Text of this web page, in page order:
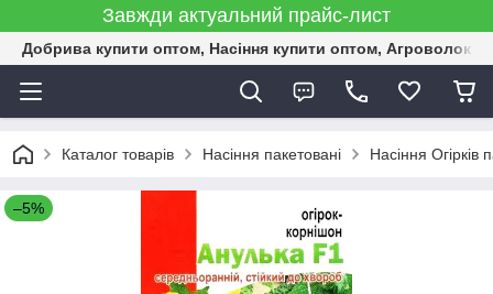
Завжди актуальний прайс-лист
Добрива купити оптом, Насіння купити оптом,
Каталог товарів Насіння пакетовані Насіння Огірків
–5%